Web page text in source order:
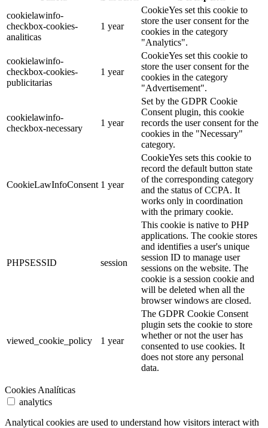
cookielawinfo-
checkbox-cookies-
analiticas
1 year
CookieYes set this cookie to
store the user consent for the
cookies in the category
"Analytics".
cookielawinfo-
checkbox-cookies-
publicitarias
1 year
CookieYes set this cookie to
store the user consent for the
cookies in the category
"Advertisement".
cookielawinfo-
checkbox-necessary
1 year
Set by the GDPR Cookie
Consent plugin, this cookie
records the user consent for the
cookies in the "Necessary"
category.
CookieLawInfoConsent 1 year
CookieYes sets this cookie to
record the default button state
of the corresponding category
and the status of CCPA. It
works only in coordination
with the primary cookie.
PHPSESSID session
This cookie is native to PHP
applications. The cookie stores
and identifies a user's unique
session ID to manage user
sessions on the website. The
cookie is a session cookie and
will be deleted when all the
browser windows are closed.
viewed_cookie_policy 1 year
The GDPR Cookie Consent
plugin sets the cookie to store
whether or not the user has
consented to use cookies. It
does not store any personal
data.
Cookies Analíticas
analytics
Analytical cookies are used to understand how visitors interact with